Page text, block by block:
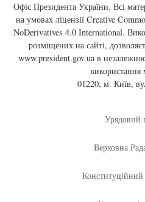
Офіс Президента України. Всі
на умовах ліцензії Creative
NoDerivatives 4.0 International.
розміщених на сайті,
www.president.gov.uaв
використання
01220, м. Київ,
Урядовий
Верховна